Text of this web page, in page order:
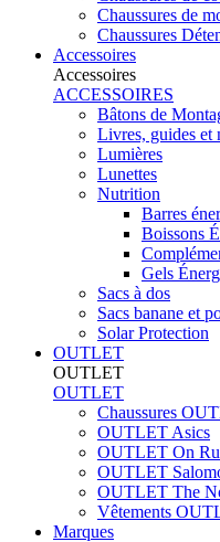
Chaussures de
Chaussures
Accessoires
Accessoires
ACCESSOIRES
Bâtons de
Livres, guides et
Lumières
Lunettes
Nutrition
Barres
Boissons
Gels
Sacs à dos
Sacs banane et
Solar Protection
OUTLET
OUTLET
OUTLET
Chaussures
OUTLET Asics
OUTLET On
OUTLET
OUTLET The
Vêtements
Marques